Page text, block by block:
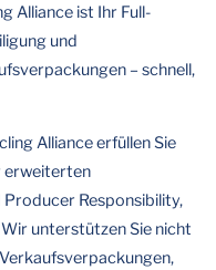
Alliance ist Ihr Full-
und
– schnell,
Alliance erfüllen Sie
erweiterten
Responsibility,
unterstützen Sie nicht